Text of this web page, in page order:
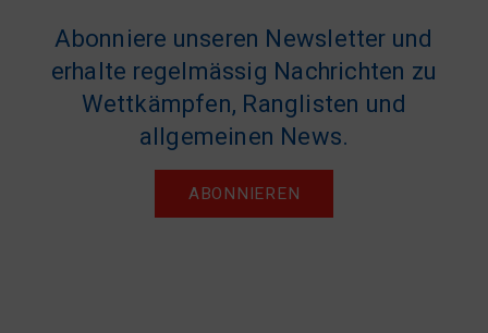
Abonniere unseren Newsletter und
erhalte regelmässig Nachrichten zu
Wettkämpfen, Ranglisten und
allgemeinen News.
ABONNIEREN